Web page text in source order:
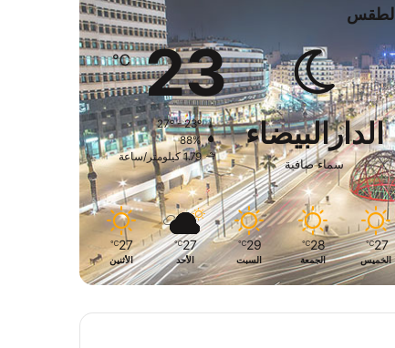
الطقس
الدارالبيضاء
سماء صافية
23
℃
27º - 23º
88%
1.79 كيلومتر/ساعة
27
℃
الخميس
28
℃
الجمعة
29
℃
السبت
27
℃
الأحد
27
℃
الأثنين